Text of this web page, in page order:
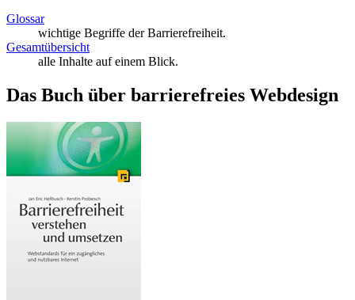
Glossar
wichtige Begriffe der Barrierefreiheit.
Gesamtübersicht
alle Inhalte auf einem Blick.
Das Buch über barrierefreies Webdesign